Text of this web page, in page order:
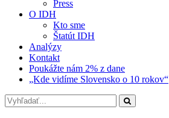
Press
O IDH
Kto sme
Štatút IDH
Analýzy
Kontakt
Poukážte nám 2% z dane
„Kde vidíme Slovensko o 10 rokov“